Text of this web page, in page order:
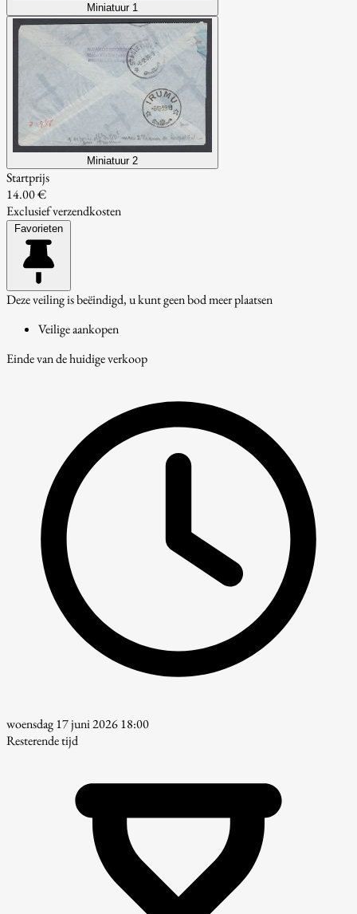
Miniatuur 1
Miniatuur 2
Startprijs
14.00 €
Exclusief verzendkosten
Favorieten
Deze veiling is beëindigd, u kunt geen bod meer plaatsen
Veilige aankopen
Einde van de huidige verkoop
woensdag 17 juni 2026 18:00
Resterende tijd